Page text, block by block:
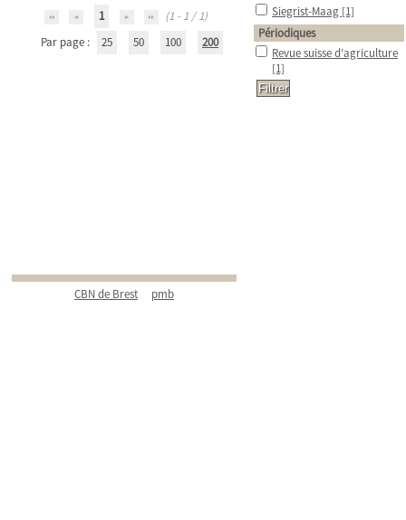
1
(1 - 1 / 1)
Par page :
25 50 100 200
CBN de Brest pmb
Siegrist-Maag [1]
Périodiques
Revue suisse d'agriculture
[1]